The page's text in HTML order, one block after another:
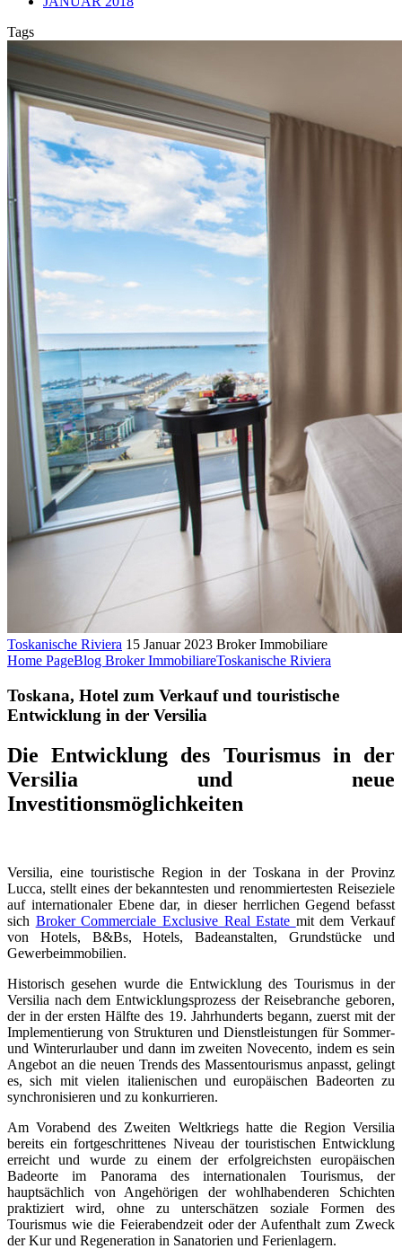
Tags
Toskanische Riviera 15 Januar 2023 Broker Immobiliare
Home PageBlog Broker ImmobiliareToskanische Riviera
Toskana, Hotel zum Verkauf und touristische
Entwicklung in der Versilia
Die Entwicklung des Tourismus in der
Versilia und neue
Investitionsmöglichkeiten
Versilia, eine touristische Region in der Toskana in der Provinz
Lucca, stellt eines der bekanntesten und renommiertesten Reiseziele
auf internationaler Ebene dar, in dieser herrlichen Gegend befasst
sich Broker Commerciale Exclusive Real Estate mit dem Verkauf
von Hotels, B&Bs, Hotels, Badeanstalten, Grundstücke und
Gewerbeimmobilien.
Historisch gesehen wurde die Entwicklung des Tourismus in der
Versilia nach dem Entwicklungsprozess der Reisebranche geboren,
der in der ersten Hälfte des 19. Jahrhunderts begann, zuerst mit der
Implementierung von Strukturen und Dienstleistungen für Sommer-
und Winterurlauber und dann im zweiten Novecento, indem es sein
Angebot an die neuen Trends des Massentourismus anpasst, gelingt
es, sich mit vielen italienischen und europäischen Badeorten zu
synchronisieren und zu konkurrieren.
Am Vorabend des Zweiten Weltkriegs hatte die Region Versilia
bereits ein fortgeschrittenes Niveau der touristischen Entwicklung
erreicht und wurde zu einem der erfolgreichsten europäischen
Badeorte im Panorama des internationalen Tourismus, der
hauptsächlich von Angehörigen der wohlhabenderen Schichten
praktiziert wird, ohne zu unterschätzen soziale Formen des
Tourismus wie die Feierabendzeit oder der Aufenthalt zum Zweck
der Kur und Regeneration in Sanatorien und Ferienlagern.